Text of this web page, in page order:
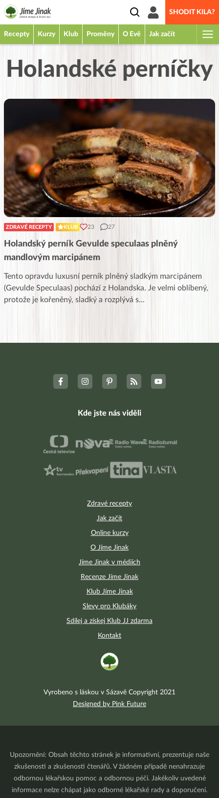
SHODIT KILA?
Recepty Kurzy Klub Proměny O Evě Jak začít
Holandské perníčky
ZDRAVÉ RECEPTY KLUB 23 27
Holandský perník Gevulde speculaas plněný
mandlovým marcipánem
Tento opravdu luxusní perník plněný sladkým marcipánem
(Gevulde Speculaas) pochází z Holandska. Je velmi oblíbený,
protože je kořeněný, sladký a rozplývá s...
Zdravé recepty
Jak začít
Online kurzy
O Jíme Jinak
Jíme Jinak v médiích
Recenze Jíme Jinak
Klub Jíme Jinak
Slevy pro Klubáky
Sdílej a získej Klub JJ zdarma
Kontakt
Kde jste nás viděli
Vyrobeno s láskou v Sázavě Copyright 2021
Designed by Pink Future
Upozornění: Obsah těchto stránek je informativní, prezentuje naše
zkušenosti a zkušenosti čtenářů. V žádném případě nenahrazuje
odbornou lékařskou pomoc a odbornou péči. Jakékoliv uvedené
informace nelze chápat jako odborné lékařské rady a doporučení.